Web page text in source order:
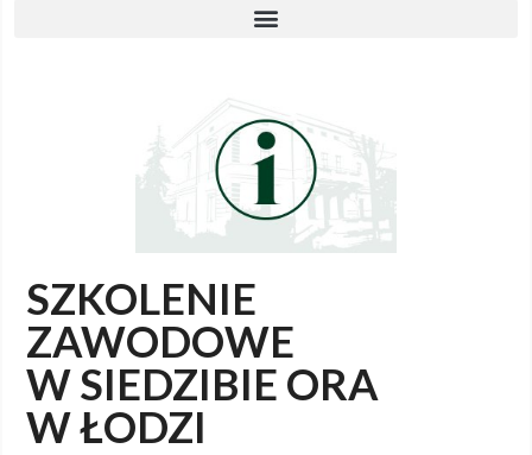
SZKOLENIE
ZAWODOWE
W SIEDZIBIE ORA
W ŁODZI